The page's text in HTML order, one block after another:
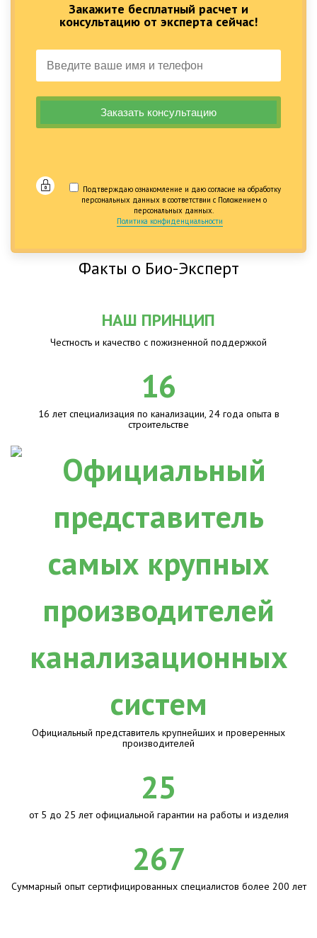
Закажите бесплатный расчет и
консультацию от эксперта сейчас!
Подтверждаю ознакомление и даю согласие на обработку
персональных данных в соответствии с Положением о
персональных данных.
Политика конфиденциальности
Факты о Био-Эксперт
НАШ ПРИНЦИП
Честность и качество с пожизненной поддержкой
16
16 лет специализация по канализации, 24 года опыта в
строительстве
Официальный представитель крупнейших и проверенных
производителей
25
от 5 до 25 лет официальной гарантии на работы и изделия
267
Суммарный опыт сертифицированных специалистов более 200 лет